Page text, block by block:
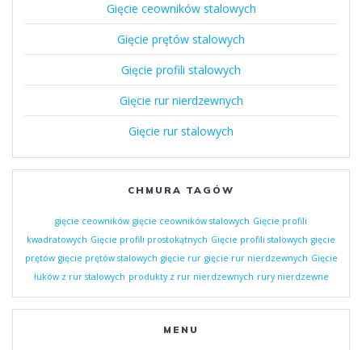
Gięcie ceowników stalowych
Gięcie prętów stalowych
Gięcie profili stalowych
Gięcie rur nierdzewnych
Gięcie rur stalowych
CHMURA TAGÓW
gięcie ceowników gięcie ceowników stalowych Gięcie profili
kwadratowych Gięcie profili prostokątnych Gięcie profili stalowych gięcie
prętów gięcie prętów stalowych gięcie rur gięcie rur nierdzewnych Gięcie
łuków z rur stalowych produkty z rur nierdzewnych rury nierdzewne
MENU